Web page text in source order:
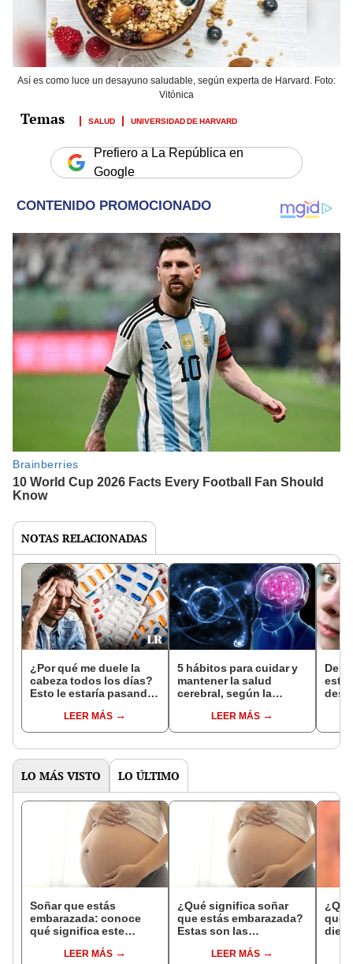
Así es como luce un desayuno saludable, según experta de Harvard. Foto:
Vitónica
SALUD UNIVERSIDAD DE HARVARD
Prefiero a La República en
Google
NOTAS RELACIONADAS
¿Por qué me duele la
cabeza todos los días?
Esto le estaría pasando
LEER MÁS
5 hábitos para cuidar y
mantener la salud
cerebral, según la
LEER MÁS
esta
LO MÁS VISTO LO ÚLTIMO
Soñar que estás
embarazada: conoce
qué significa este
LEER MÁS
¿Qué significa soñar
que estás embarazada?
Estas son las
comunesLEER MÁS
que